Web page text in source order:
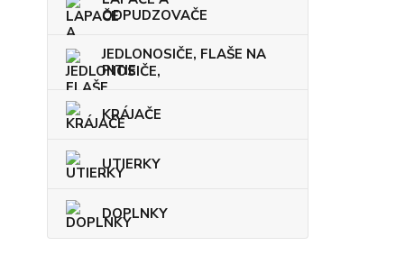
ODPUDZOVAČE
JEDLONOSIČE, FLAŠE NA
PITIE
KRÁJAČE
UTIERKY
DOPLNKY